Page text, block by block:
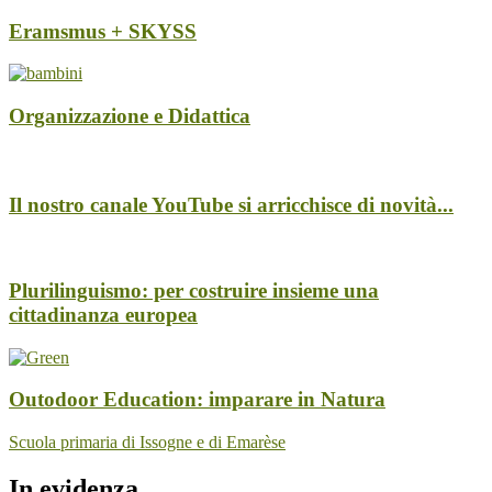
Eramsmus + SKYSS
Organizzazione e Didattica
Il nostro canale YouTube si arricchisce di novità...
Plurilinguismo: per costruire insieme una
cittadinanza europea
Outodoor Education: imparare in Natura
Scuola primaria di Issogne e di Emarèse